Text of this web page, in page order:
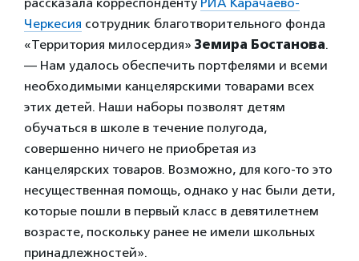
Черкесия сотрудник благотворительного фонда
«Территория милосердия» Земира Бостанова.
— Нам удалось обеспечить портфелями и всеми
необходимыми канцелярскими товарами всех
этих детей. Наши наборы позволят детям
обучаться в школе в течение полугода,
совершенно ничего не приобретая из
канцелярских товаров. Возможно, для кого-то это
несущественная помощь, однако у нас были дети,
которые пошли в первый класс в девятилетнем
возрасте, поскольку ранее не имели школьных
принадлежностей».